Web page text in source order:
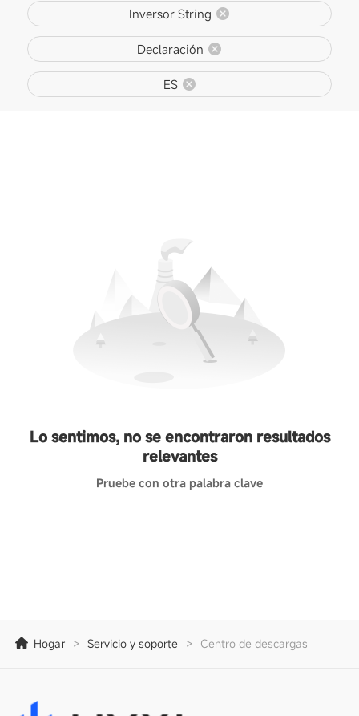
Inversor String
Declaración
ES
Lo sentimos, no se encontraron resultados
relevantes
Pruebe con otra palabra clave
Hogar > Servicio y soporte > Centro de descargas